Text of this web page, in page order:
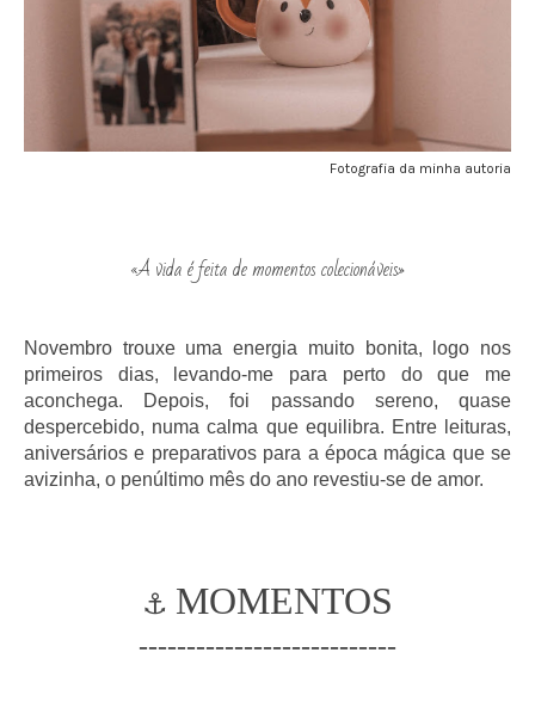
Fotografia da minha autoria
«A vida é feita de momentos colecionáveis»
Novembro trouxe uma energia muito bonita, logo nos
primeiros dias, levando-me para perto do que me
aconchega. Depois, foi passando sereno, quase
despercebido, numa calma que equilibra. Entre leituras,
aniversários e preparativos para a época mágica que se
avizinha, o penúltimo mês do ano revestiu-se de amor.
⚓ MOMENTOS
---------------------------